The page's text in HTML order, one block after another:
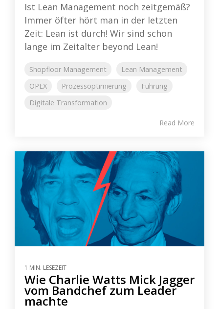
Ist Lean Management noch zeitgemäß?
Immer öfter hört man in der letzten
Zeit: Lean ist durch! Wir sind schon
lange im Zeitalter beyond Lean!
Shopfloor Management
Lean Management
OPEX
Prozessoptimierung
Führung
Digitale Transformation
Read More
1 MIN. LESEZEIT
Wie Charlie Watts Mick Jagger
vom Bandchef zum Leader
machte